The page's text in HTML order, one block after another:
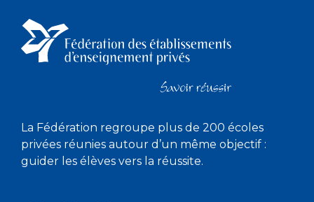
La Fédération regroupe plus de 200 écoles
privées réunies autour d’un même objectif :
guider les élèves vers la réussite.